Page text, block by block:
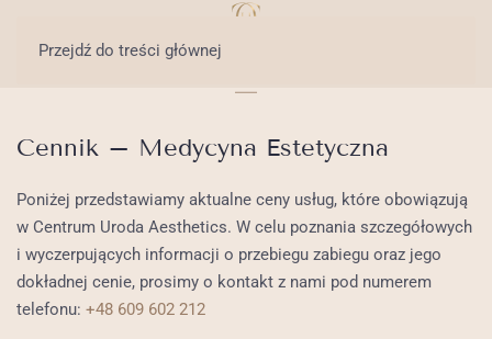
Przejdź do treści głównej
Cennik – Medycyna Estetyczna
Poniżej przedstawiamy aktualne ceny usług, które obowiązują
w Centrum Uroda Aesthetics. W celu poznania szczegółowych
i wyczerpujących informacji o przebiegu zabiegu oraz jego
dokładnej cenie, prosimy o kontakt z nami pod numerem
telefonu: +48 609 602 212